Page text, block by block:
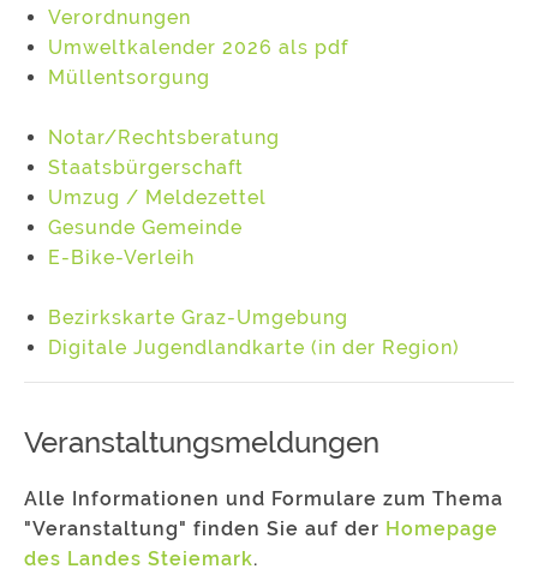
Verordnungen
Umweltkalender 2026 als pdf
Müllentsorgung
Notar/Rechtsberatung
Staatsbürgerschaft
Umzug / Meldezettel
Gesunde Gemeinde
E-Bike-Verleih
Bezirkskarte Graz-Umgebung
Digitale Jugendlandkarte (in der Region)
Veranstaltungsmeldungen
Alle Informationen und Formulare zum Thema
"Veranstaltung" finden Sie auf der Homepage
des Landes Steiemark.